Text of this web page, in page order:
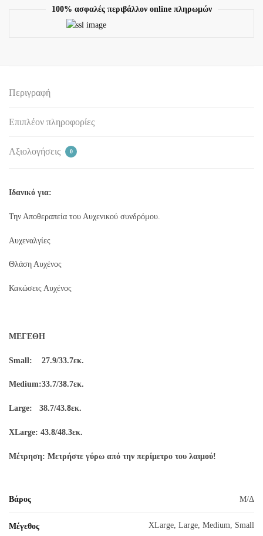
100% ασφαλές περιβάλλον online πληρωμών
Περιγραφή
Επιπλέον πληροφορίες
Αξιολογήσεις 0
Ιδανικό για:
Την Αποθεραπεία του Αυχενικού συνδρόμου.
Αυχεναλγίες
Θλάση Αυχένος
Κακώσεις Αυχένος
ΜΕΓΕΘΗ
Small: 27.9/33.7εκ.
Medium:33.7/38.7εκ.
Large: 38.7/43.8εκ.
XLarge: 43.8/48.3εκ.
Μέτρηση: Μετρήστε γύρω από την περίμετρο του λαιμού!
Βάρος Μ/Δ
Μέγεθος XLarge, Large, Medium, Small